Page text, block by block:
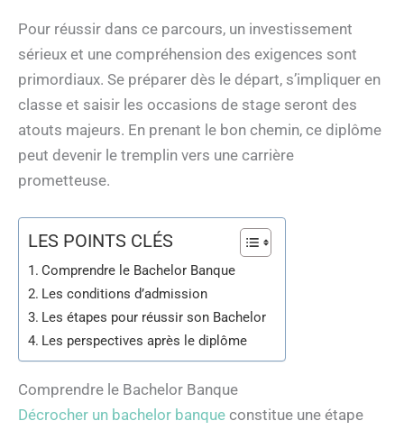
Pour réussir dans ce parcours, un investissement
sérieux et une compréhension des exigences sont
primordiaux. Se préparer dès le départ, s’impliquer en
classe et saisir les occasions de stage seront des
atouts majeurs. En prenant le bon chemin, ce diplôme
peut devenir le tremplin vers une carrière
prometteuse.
LES POINTS CLÉS
Comprendre le Bachelor Banque
Les conditions d’admission
Les étapes pour réussir son Bachelor
Les perspectives après le diplôme
Comprendre le Bachelor Banque
Décrocher un bachelor banque constitue une étape